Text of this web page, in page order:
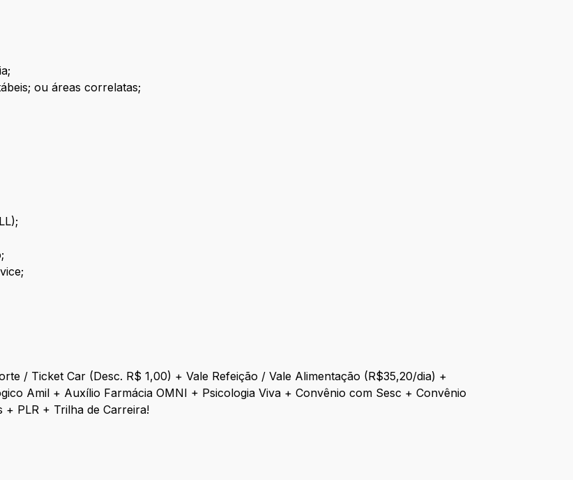
ou áreas correlatas;
/ Ticket Car (Desc. R$ 1,00) + Vale Refeição / Vale Alimentação (R$35,20/dia) +
Amil + Auxílio Farmácia OMNI + Psicologia Viva + Convênio com Sesc + Convênio
+ PLR + Trilha de Carreira!